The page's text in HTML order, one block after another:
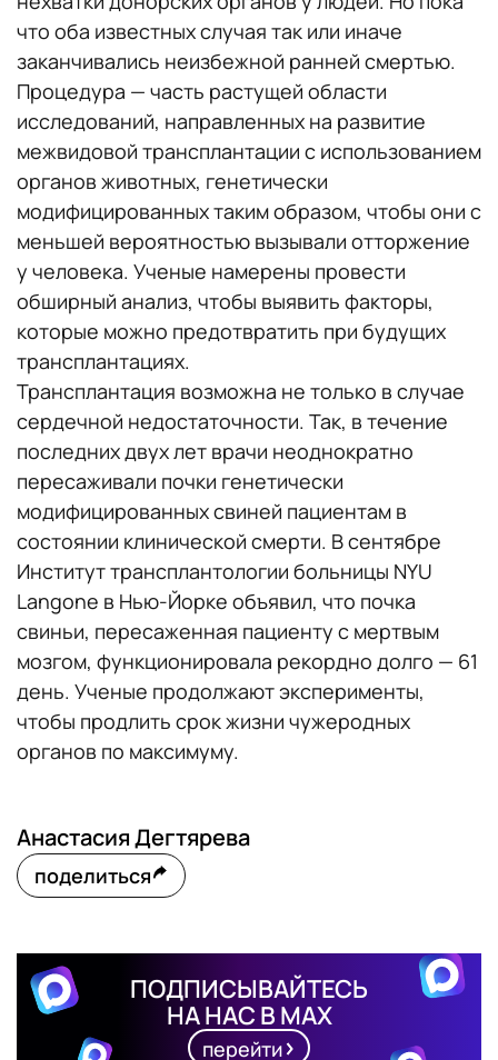
что оба известных случая так или иначе
заканчивались неизбежной ранней смертью.
Процедура — часть растущей области
исследований, направленных на развитие
межвидовой трансплантации с использованием
органов животных, генетически
модифицированных таким образом, чтобы они с
меньшей вероятностью вызывали отторжение
у человека. Ученые намерены провести
обширный анализ, чтобы выявить факторы,
которые можно предотвратить при будущих
трансплантациях.
Трансплантация возможна не только в случае
сердечной недостаточности. Так, в течение
последних двух лет врачи неоднократно
пересаживали почки генетически
модифицированных свиней пациентам в
состоянии клинической смерти. В сентябре
Институт трансплантологии больницы NYU
Langone в Нью-Йорке объявил, что почка
свиньи, пересаженная пациенту с мертвым
мозгом, функционировала рекордно долго — 61
день. Ученые продолжают эксперименты,
чтобы продлить срок жизни чужеродных
органов по максимуму.
Анастасия Дегтярева
поделиться
ПОДПИСЫВАЙТЕСЬ
НА НАС В MAX
перейти